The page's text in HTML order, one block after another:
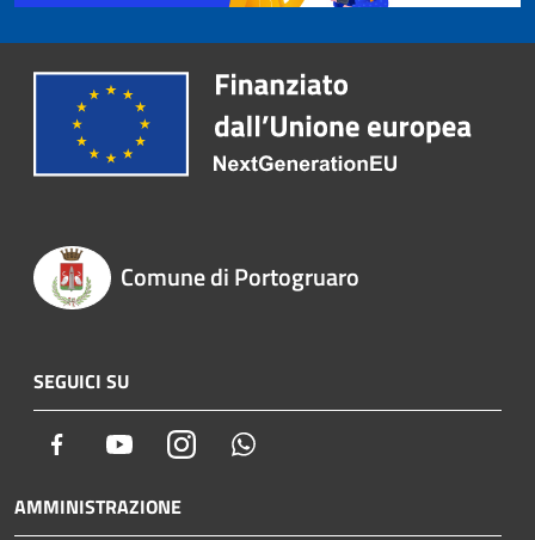
Comune di Portogruaro
SEGUICI SU
Facebook YoutubeInstagram
AMMINISTRAZIONE